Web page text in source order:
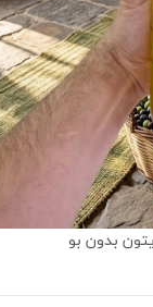
بدون بو